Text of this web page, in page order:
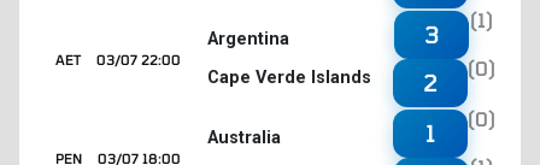
03/07 22:00
AET
Argentina
Cape Verde Islands
3
(1)
2
(0)
03/07 18:00
PEN
Australia
1
(0)